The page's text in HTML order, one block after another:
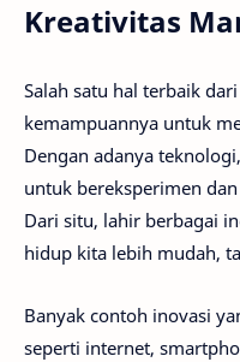
Kreativitas
Salah satu hal terbaik
kemampuannya untuk
Dengan adanya
untuk bereksperimen
Dari situ, lahir berbagai
hidup kita lebih mudah,
Banyak contoh inovasi
seperti internet,